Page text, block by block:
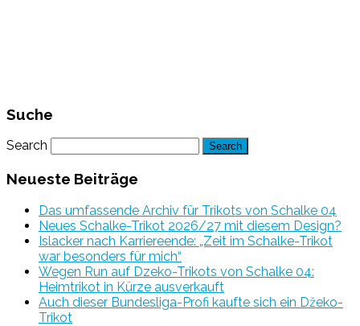
Suche
Search
Neueste Beiträge
Das umfassende Archiv für Trikots von Schalke 04
Neues Schalke-Trikot 2026/27 mit diesem Design?
Islacker nach Karriereende: „Zeit im Schalke-Trikot
war besonders für mich“
Wegen Run auf Dzeko-Trikots von Schalke 04:
Heimtrikot in Kürze ausverkauft
Auch dieser Bundesliga-Profi kaufte sich ein Džeko-
Trikot